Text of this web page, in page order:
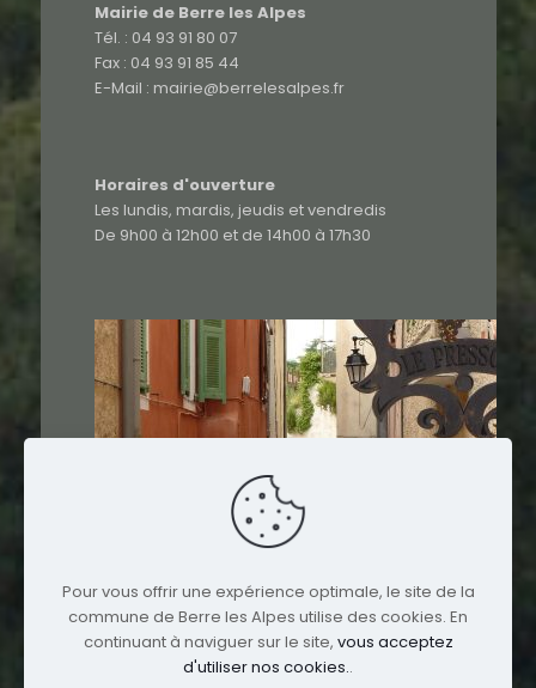
Mairie de Berre les Alpes
Tél. : 04 93 91 80 07
Fax : 04 93 91 85 44
E-Mail : mairie@berrelesalpes.fr
Horaires d'ouverture
Les lundis, mardis, jeudis et vendredis
De 9h00 à 12h00 et de 14h00 à 17h30
Pour vous offrir une expérience optimale, le site de la
commune de Berre les Alpes utilise des cookies. En
continuant à naviguer sur le site, vous acceptez
d'utiliser nos cookies..